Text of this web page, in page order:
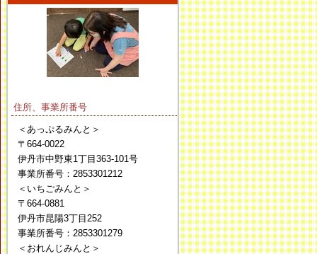
住所、事業所番号
＜あっぷるみんと＞
〒664-0022
伊丹市中野東1丁目363-101号
事業所番号：2853301212
＜いちごみんと＞
〒664-0881
伊丹市昆陽3丁目252
事業所番号：2853301279
＜おれんじみんと＞